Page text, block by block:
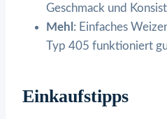
Geschmack und
Mehl : Einfaches
Typ 405 funktioniert
Einkaufstipps